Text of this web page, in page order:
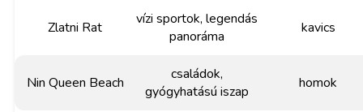
Zlatni Rat
vízi sportok, legendás
panoráma
kavics
Nin Queen Beach
családok,
gyógyhatású iszap
homok